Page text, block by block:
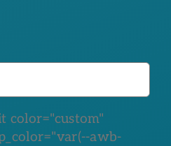
color="custom"
awb-